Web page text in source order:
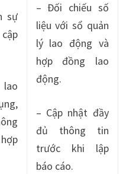
sự
– Đối chiếu số
liệu với sổ quản
lý lao động và
hợp đồng lao
động.
– Cập nhật đầy
đủ thông tin
trước khi lập
báo cáo.